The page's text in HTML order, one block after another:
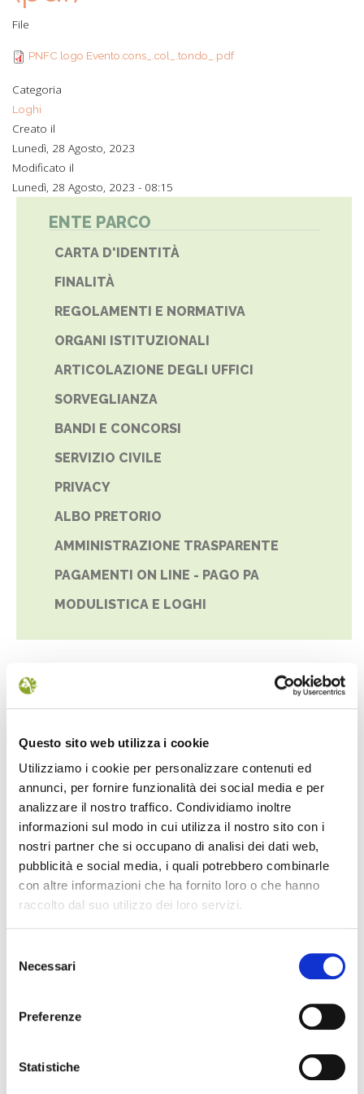
Questo sito web utilizza i cookie
Utilizziamo i cookie per personalizzare contenuti ed
annunci, per fornire funzionalità dei social media e per
analizzare il nostro traffico. Condividiamo inoltre
informazioni sul modo in cui utilizza il nostro sito con i
nostri partner che si occupano di analisi dei dati web,
pubblicità e social media, i quali potrebbero combinarle
con altre informazioni che ha fornito loro o che hanno
raccolto dal suo utilizzo dei loro servizi.
delNecessari
Preferenze
Statistiche
File
PNFC logo Evento.cons_.col_.tondo_.pdf
Categoria
Loghi
Creato il
Lunedì, 28 Agosto, 2023
Modificato il
Lunedì, 28 Agosto, 2023 - 08:15
ENTE PARCO
CARTA D'IDENTITÀ
FINALITÀ
REGOLAMENTI E NORMATIVA
ORGANI ISTITUZIONALI
ARTICOLAZIONE DEGLI UFFICI
SORVEGLIANZA
BANDI E CONCORSI
SERVIZIO CIVILE
PRIVACY
ALBO PRETORIO
AMMINISTRAZIONE TRASPARENTE
PAGAMENTI ON LINE - PAGO PA
MODULISTICA E LOGHI
NEWS
vallePASSI NEL BUIO: NELLA "VALLE
Monte
percorre solo
Guide